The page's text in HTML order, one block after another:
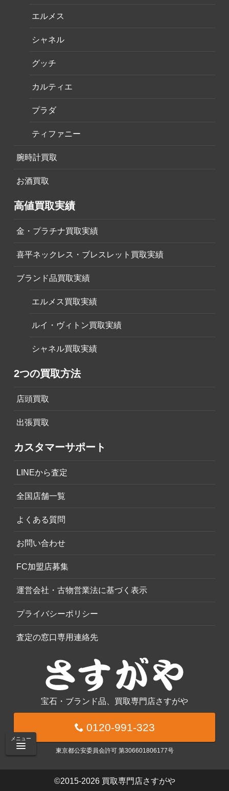
メニュー
エルメス
シャネル
グッチ
カルティエ
プラダ
ティファニー
腕時計買取
お酒買取
高値買取実績
金・プラチナ買取実績
喜平ネックレス・ブレスレット買取実績
ブランド品買取実績
エルメス買取実績
ルイ・ヴィトン買取実績
シャネル買取実績
2つの買取方法
店頭買取
出張買取
カスタマーサポート
LINEから査定
全国店舗一覧
よくある質問
お問い合わせ
FC加盟店募集
運営会社・古物営業法に基づく表示
プライバシーポリシー
査定の窓口専用連絡先
宝石・ブランド品、買取専門店さすがや
0120-991-323
東京都公安委員会許可 第306601806177号
©2015-2026 買取専門店さすがや